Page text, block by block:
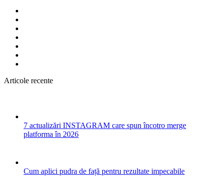
Articole recente
7 actualizări INSTAGRAM care spun încotro merge
platforma în 2026
Cum aplici pudra de față pentru rezultate impecabile